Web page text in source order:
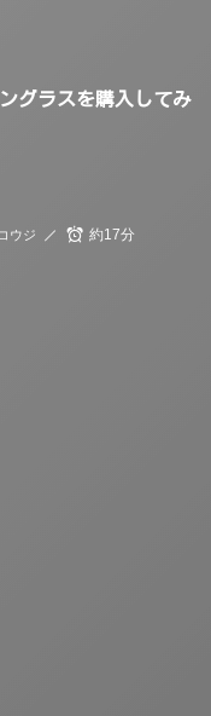
グラスを購入してみ
ウジ 約17分